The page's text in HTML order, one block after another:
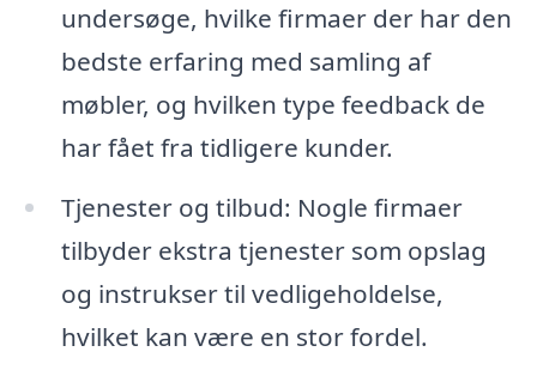
undersøge, hvilke firmaer der har den
bedste erfaring med samling af
møbler, og hvilken type feedback de
har fået fra tidligere kunder.
Tjenester og tilbud: Nogle firmaer
tilbyder ekstra tjenester som opslag
og instrukser til vedligeholdelse,
hvilket kan være en stor fordel.